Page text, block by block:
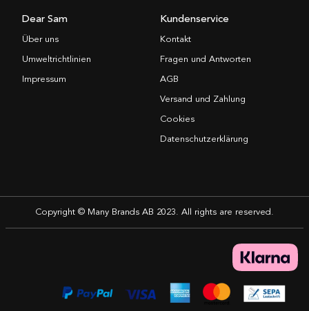
Dear Sam
Über uns
Umweltrichtlinien
Impressum
Kundenservice
Kontakt
Fragen und Antworten
AGB
Versand und Zahlung
Cookies
Datenschutzerklärung
Copyright © Many Brands AB 2023. All rights are reserved.